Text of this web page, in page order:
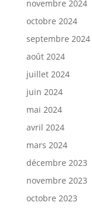
novembre 2024
octobre 2024
septembre 2024
août 2024
juillet 2024
juin 2024
mai 2024
avril 2024
mars 2024
décembre 2023
novembre 2023
octobre 2023